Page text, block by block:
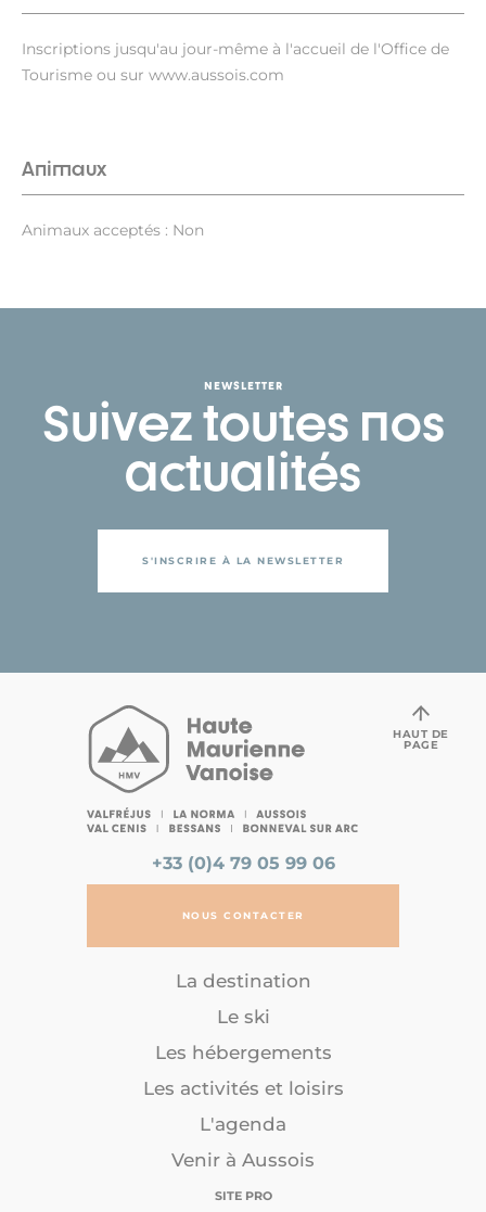
Inscriptions jusqu'au jour-même à l'accueil de l'Office de
Tourisme ou sur www.aussois.com
Animaux
Animaux acceptés : Non
NEWSLETTER
Suivez toutes nos
actualités
S'INSCRIRE À LA NEWSLETTER
+33 (0)4 79 05 99 06
NOUS CONTACTER
La destination
Le ski
Les hébergements
Les activités et loisirs
L'agenda
Venir à Aussois
SITE PRO
HAUT DE
PAGE